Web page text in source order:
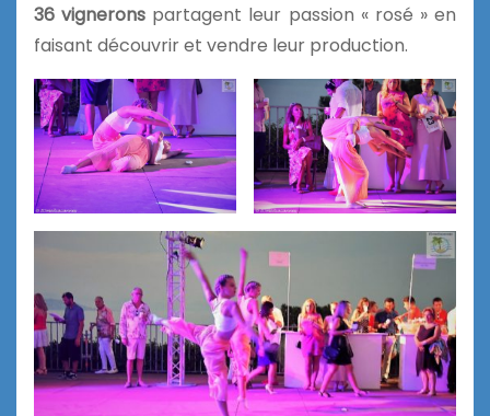
36 vignerons partagent leur passion « rosé » en
faisant découvrir et vendre leur production.